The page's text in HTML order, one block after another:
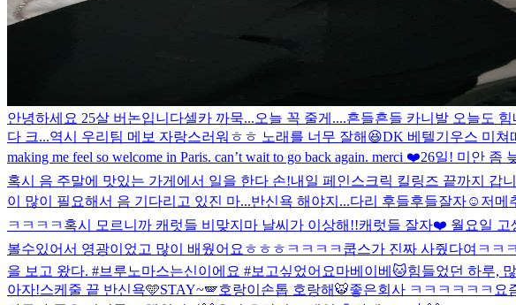
안녕하세요 25살 버논입니다셀카 까묵...오늘 꼭 줄게....흔들흔들 카니발 오늘도
다 크...역시 우리팀 메보 자랑스러워ㅎㅎ 노래를 너무 잘해😆DK 베텔기우스 미
making me feel so welcome in Paris. can’t wait to go back again. merci ❤️26일! 미안 좀
혹시 음 주말에 맛있는 가게에서 일을 한다 손!내일 페인스크릭 킬링즈 끝까지 갑
이 많이 필요해서 음 기다리고 있진 마...반신욕 해야지...다리 후들후들잘자☺️ 저메
ㅋㅋㅋㅋ 혹시 모르니까 캐럿들 비맞지마 날씨가 이상해!!캐럿들 잘자❤️ 월요일 고
볼수있어서 영광이었고 많이 배웠어요ㅎㅎㅎ ㅋㅋㅋㅋ쿱스가 진짜 사줬다여ㅋㅋㅋ
을 보고 왔다. #브루노마스는신이에요 #보고싶었어요마베이베 🐱힘들었던 하루,
아자!스케줄 끝 반신욕🩵STAY~🪽호랑이손톱 호랑해🐯좋은회사 ㅋㅋㅋㅋㅋㅋ 요